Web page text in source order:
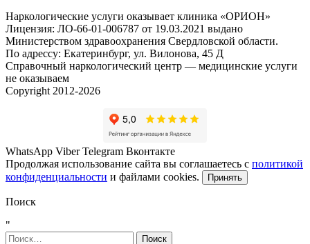
Наркологические услуги оказывает клиника «ОРИОН»
Лицензия: ЛО-66-01-006787 от 19.03.2021 выдано
Министерством здравоохранения Свердловской области.
По адрессу: Екатеринбург, ул. Вилонова, 45 Д
Справочный наркологический центр — медицинские услуги
не оказываем
Copyright 2012-2026
WhatsApp Viber Telegram Вконтакте
Продолжая использование сайта вы соглашаетесь с политикой
конфиденциальности и файлами cookies. Принять
Поиск
"
Найти: